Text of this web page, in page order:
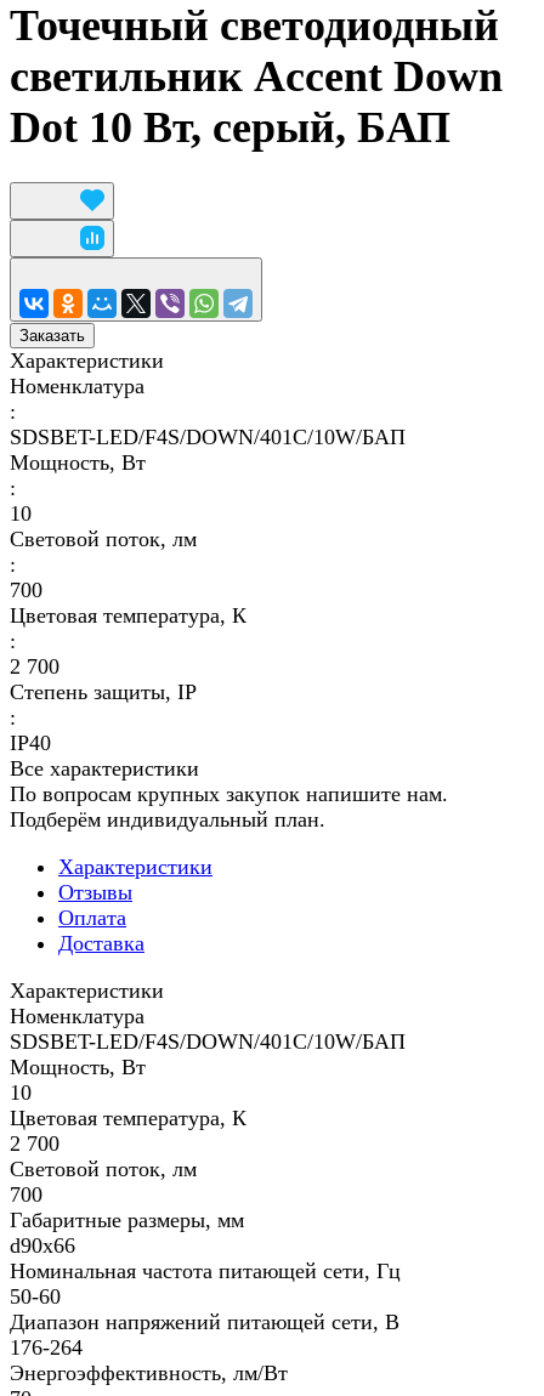
Точечный светодиодный
светильник Accent Down
Dot 10 Вт, серый, БАП
Заказать
Характеристики
Номенклатура
:
SDSBET-LED/F4S/DOWN/401C/10W/БАП
Мощность, Вт
:
10
Световой поток, лм
:
700
Цветовая температура, К
:
2 700
Степень защиты, IP
:
IP40
Все характеристики
По вопросам крупных закупок напишите нам.
Подберём индивидуальный план.
Характеристики
Отзывы
Оплата
Доставка
Характеристики
Номенклатура
SDSBET-LED/F4S/DOWN/401C/10W/БАП
Мощность, Вт
10
Цветовая температура, К
2 700
Световой поток, лм
700
Габаритные размеры, мм
d90x66
Номинальная частота питающей сети, Гц
50-60
Диапазон напряжений питающей сети, В
176-264
Энергоэффективность, лм/Вт